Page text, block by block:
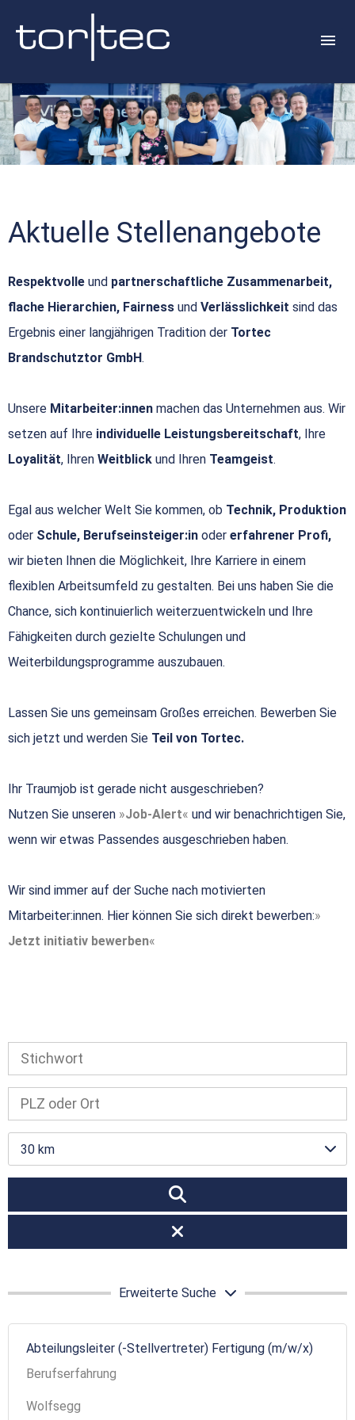
Aktuelle Stellenangebote
Respektvolle und partnerschaftliche Zusammenarbeit,
flache Hierarchien, Fairness und Verlässlichkeit sind das
Ergebnis einer langjährigen Tradition der Tortec
Brandschutztor GmbH.
Unsere Mitarbeiter:innen machen das Unternehmen aus. Wir
setzen auf Ihre individuelle Leistungsbereitschaft, Ihre
Loyalität, Ihren Weitblick und Ihren Teamgeist.
Egal aus welcher Welt Sie kommen, ob Technik, Produktion
oder Schule, Berufseinsteiger:in oder erfahrener Profi,
wir bieten Ihnen die Möglichkeit, Ihre Karriere in einem
flexiblen Arbeitsumfeld zu gestalten. Bei uns haben Sie die
Chance, sich kontinuierlich weiterzuentwickeln und Ihre
Fähigkeiten durch gezielte Schulungen und
Weiterbildungsprogramme auszubauen.
Lassen Sie uns gemeinsam Großes erreichen. Bewerben Sie
sich jetzt und werden Sie Teil von Tortec.
Ihr Traumjob ist gerade nicht ausgeschrieben?
Nutzen Sie unseren
Job-Alert
und wir benachrichtigen Sie,
wenn wir etwas Passendes ausgeschrieben haben.
Wir sind immer auf der Suche nach motivierten
Mitarbeiter:innen. Hier können Sie sich direkt bewerben:
Jetzt initiativ bewerben
30 km
Erweiterte Suche
Abteilungsleiter (-Stellvertreter) Fertigung (m/w/x)
Berufserfahrung
Wolfsegg